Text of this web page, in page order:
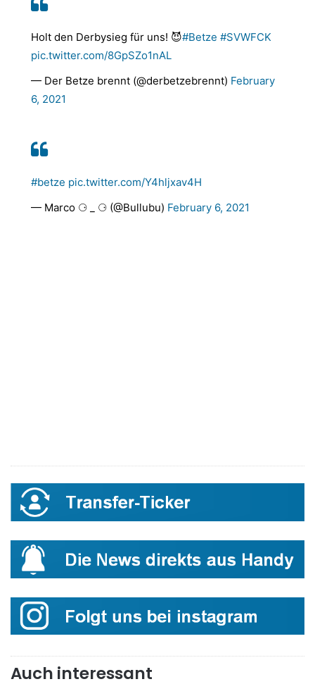
Holt den Derbysieg für uns! 😈#Betze #SVWFCK
pic.twitter.com/8GpSZo1nAL
— Der Betze brennt (@derbetzebrennt) February
6, 2021
#betze pic.twitter.com/Y4hljxav4H
— Marco ⚆ _ ⚆ (@Bullubu) February 6, 2021
Auch interessant